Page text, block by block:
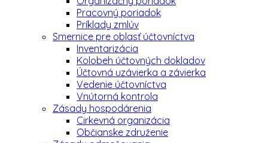
Pracovný poriadok
Príklady zmlúv
Smernice pre oblasť účtovníctva
Inventarizácia
Kolobeh účtovných dokladov
Účtovná uzávierka a závierka
Vedenie účtovníctva
Vnútorná kontrola
Zásady hospodárenia
Cirkevná organizácia
Občianske združenie